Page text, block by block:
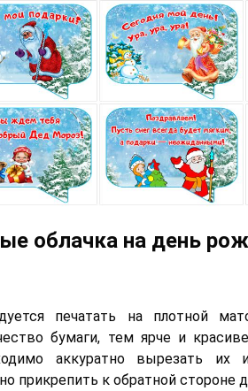
облачка на день
печатать на плотной
бумаги, тем ярче и
аккуратно вырезать их
прикрепить к обратной стороне